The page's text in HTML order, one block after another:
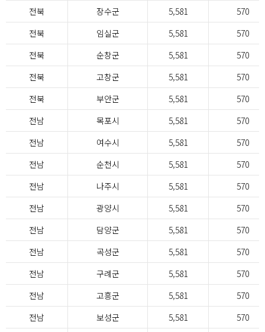
전북
장수군 5,581
570
전북
임실군 5,581
570
전북
순창군 5,581
570
전북
고창군 5,581
570
전북
부안군 5,581
570
전남
목포시 5,581
570
전남
여수시 5,581
570
전남
순천시 5,581
570
전남
나주시 5,581
570
전남
광양시 5,581
570
전남
담양군 5,581
570
전남
곡성군 5,581
570
전남
구례군 5,581
570
전남
고흥군 5,581
570
전남
보성군 5,581
570